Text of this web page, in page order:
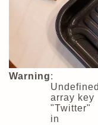
Warning:
Undefined
array key
"Twitter"
in